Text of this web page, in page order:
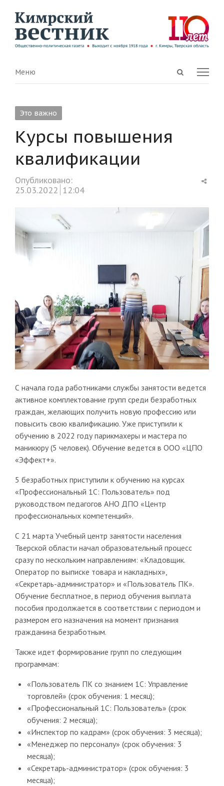
Open
Menu
Меню
Это важно
Курсы повышения
квалификации
Опубликовано:
25.03.2022 12:04
С начала года работниками службы занятости ведется
активное комплектование групп среди безработных
граждан, желающих получить новую профессию или
повысить свою квалификацию. Уже приступили к
обучению в 2022 году парикмахеры и мастера по
маникюру (5 человек). Обучение ведется в ООО «ЦПО
«Эффект+».
5 безработных приступили к обучению на курсах
«Профессиональный 1С: Пользователь» под
руководством педагогов АНО ДПО «Центр
профессиональных компетенций».
С 21 марта Учебный центр занятости населения
Тверской области начал образовательный процесс
сразу по нескольким направлениям: «Кладовщик.
Оператор по выписке товара и накладных»,
«Секретарь-администратор» и «Пользователь ПК».
Обучение бесплатное, в период обучения выплата
пособия продолжается в соответствии с периодом и
размером его назначения на момент признания
гражданина безработным.
Также идет формирование групп по следующим
программам:
«Пользователь ПК со знанием 1С: Управление
торговлей» (срок обучения: 1 месяц);
«Профессиональный 1С: Пользователь» (срок
обучения: 2 месяца);
«Инспектор по кадрам» (срок обучения: 3 месяца);
«Менеджер по персоналу» (срок обучения: 3
месяца);
«Секретарь-администратор» (срок обучения: 3
месяца);